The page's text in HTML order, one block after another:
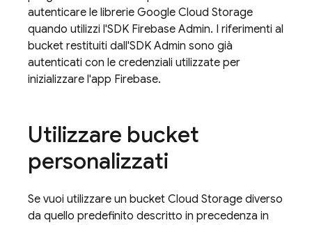
autenticare le librerie Google Cloud Storage
quando utilizzi l'SDK Firebase Admin. I riferimenti al
bucket restituiti dall'SDK Admin sono già
autenticati con le credenziali utilizzate per
inizializzare l'app Firebase.
Utilizzare bucket
personalizzati
Se vuoi utilizzare un bucket Cloud Storage diverso
da quello predefinito descritto in precedenza in